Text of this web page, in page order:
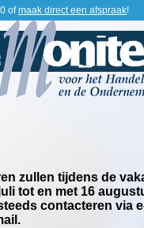
ofmaak direct een afspraak!
zullen tijdens de
tot en met 16
contacteren via